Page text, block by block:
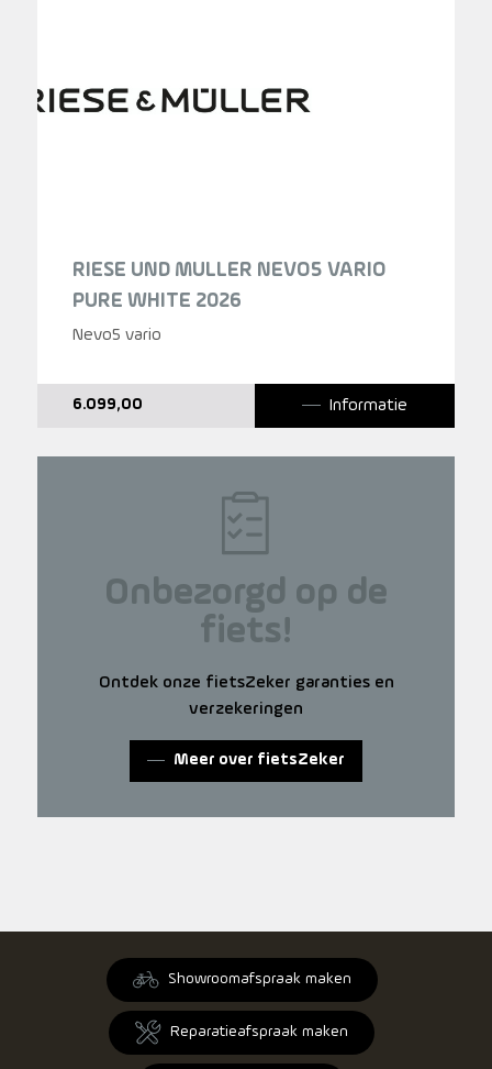
RIESE UND MULLER NEVO5 VARIO
PURE WHITE 2026
Nevo5 vario
6.099,00 Informatie
Onbezorgd op de
fiets!
Ontdek onze fietsZeker garanties en
verzekeringen
Meer over fietsZeker
Showroomafspraak maken
Reparatieafspraak maken